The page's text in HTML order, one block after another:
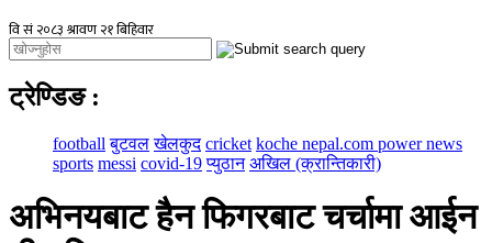
ट्रेण्डिङ :
football बुटवल खेलकुद cricket koche nepal.com power news
sports messi covid-19 प्युठान अखिल (क्रान्तिकारी)
अभिनयबाट हैन फिगरबाट चर्चामा आईन